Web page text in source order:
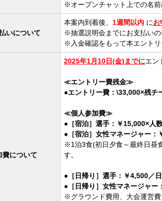
※オープンチャット上での名前
いについて
本案内到着後、 1週間以内 にお
※抽選説明会までにお支払いの
※入金確認をもって本エントリ
費について
2025年1月10日(金)までにエン
≪エントリー費残金≫
●エントリー費：\33,000×残
≪個人参加費≫
●［宿泊］選手：￥15,000×
●［宿泊］女性マネージャー
※1泊3食(初日夕食～最終日昼
す。
●［日帰り］選手：￥4,500／
●［日帰り］女性マネージャ
※グラウンド費用、大会運営